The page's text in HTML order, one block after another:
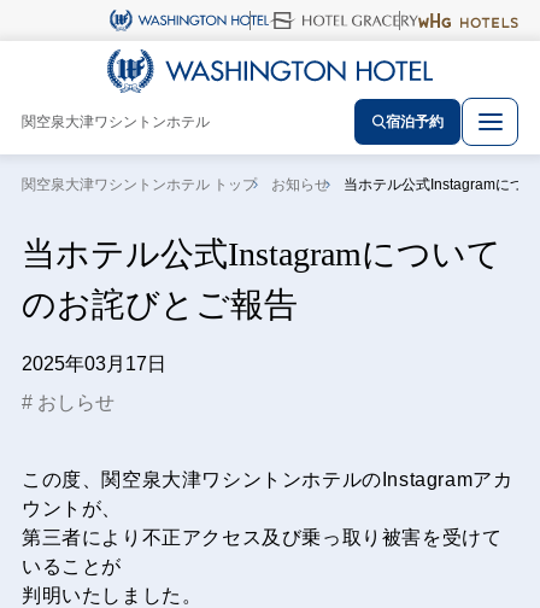
関空泉大津ワシントンホテル 宿泊予約
関空泉大津ワシントンホテル トップ お知らせ 当ホテル公式Instagramにつ
当ホテル公式Instagramについて
のお詫びとご報告
2025年03月17日
おしらせ
この度、関空泉大津ワシントンホテルのInstagramアカ
ウントが、
第三者により不正アクセス及び乗っ取り被害を受けて
いることが
判明いたしました。